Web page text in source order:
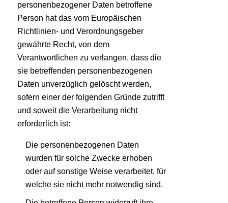
personenbezogener Daten betroffene
Person hat das vom Europäischen
Richtlinien- und Verordnungsgeber
gewährte Recht, von dem
Verantwortlichen zu verlangen, dass die
sie betreffenden personenbezogenen
Daten unverzüglich gelöscht werden,
sofern einer der folgenden Gründe zutrifft
und soweit die Verarbeitung nicht
erforderlich ist:
Die personenbezogenen Daten
wurden für solche Zwecke erhoben
oder auf sonstige Weise verarbeitet, für
welche sie nicht mehr notwendig sind.